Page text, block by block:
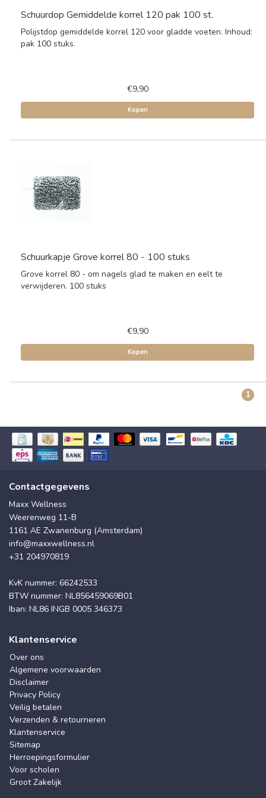
Schuurdop Gemiddelde korrel 120 pak 100 st.
Polijstdop gemiddelde korrel 120 voor gladde voeten. Inhoud:
pak 100 stuks.
€9,90
Kopen
Schuurkapje Grove korrel 80 - 100 stuks
Grove korrel 80 - om nagels glad te maken en eelt te
verwijderen. 100 stuks
€9,90
Kopen
1
Contactgegevens
Maxx Wellness
Weerenweg 11-B
1161 AE Zwanenburg (Amsterdam)
info@maxxwellness.nl
+31 204970819
KvK nummer: 66242533
BTW nummer: NL856459069B01
Iban: NL86 INGB 0005 346373
Klantenservice
Over ons
Algemene voorwaarden
Disclaimer
Privacy Policy
Veilig betalen
Verzenden & retourneren
Klantenservice
Sitemap
Herroepingsformulier
Voor scholen
Groot Zakelijk